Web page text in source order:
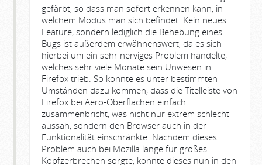
gefärbt, so dass man sofort erkennen kann, in
welchem Modus man sich befindet. Kein neues
Feature, sondern lediglich die Behebung eines
Bugs ist außerdem erwähnenswert, da es sich
hierbei um ein sehr nerviges Problem handelte,
welches sehr viele Monate sein Unwesen in
Firefox trieb. So konnte es unter bestimmten
Umständen dazu kommen, dass die Titelleiste von
Firefox bei Aero-Oberflächen einfach
zusammenbricht, was nicht nur extrem schlecht
aussah, sondern den Browser auch in der
Funktionalität einschränkte. Nachdem dieses
Problem auch bei Mozilla lange für großes
Kopfzerbrechen sorgte, konnte dieses nun in den